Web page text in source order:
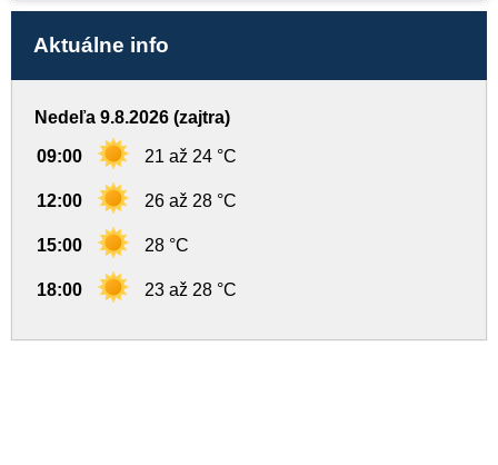
Aktuálne info
Nedeľa 9.8.2026 (zajtra)
09:00 21 až 24 °C
12:00 26 až 28 °C
15:00 28 °C
18:00 23 až 28 °C